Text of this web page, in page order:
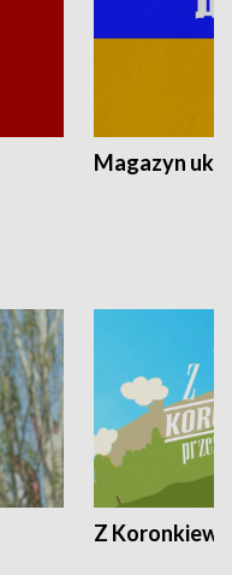
Magazyn
Z